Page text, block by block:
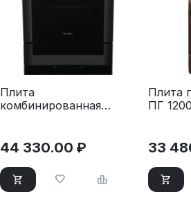
Плита
комбинированная
44 330.00 ₽
Плита
ПГ
33